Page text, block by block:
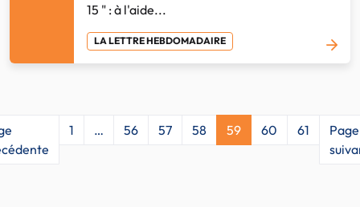
15 " : à l'aide...
LA LETTRE HEBDOMADAIRE
1 … 56 57 58 59 60 61
Page